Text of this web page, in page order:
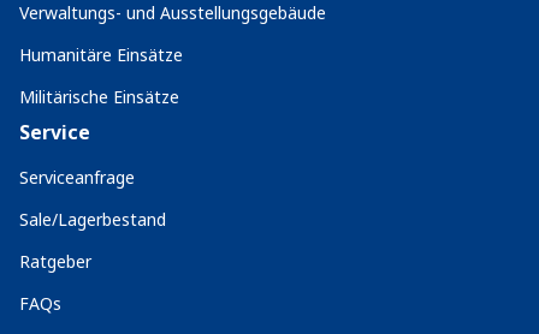
Verwaltungs- und Ausstellungsgebäude
Humanitäre Einsätze
Militärische Einsätze
Service
Serviceanfrage
Sale/Lagerbestand
Ratgeber
FAQs